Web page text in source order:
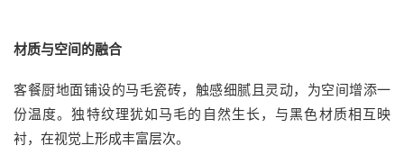
材质与空间的融合
客餐厨地面铺设的马毛瓷砖，触感细腻且灵动，为空间增添一
份温度。独特纹理犹如马毛的自然生长，与黑色材质相互映
衬，在视觉上形成丰富层次。